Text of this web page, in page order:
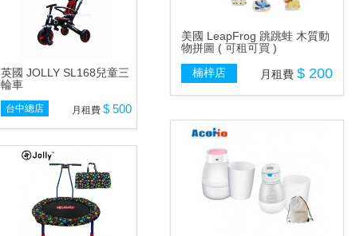
英國 JOLLY SL168兒童三
輪車
台中總店 月租費 $ 500
美國 LeapFrog 跳跳蛙 木質動
物拼圖 ( 可租可買 )
楠梓店
月租費 $ 200